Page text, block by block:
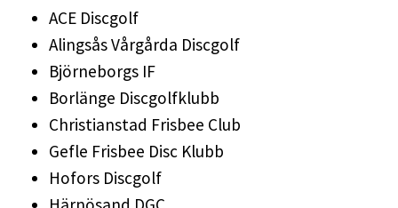
ACE Discgolf
Alingsås Vårgårda Discgolf
Björneborgs IF
Borlänge Discgolfklubb
Christianstad Frisbee Club
Gefle Frisbee Disc Klubb
Hofors Discgolf